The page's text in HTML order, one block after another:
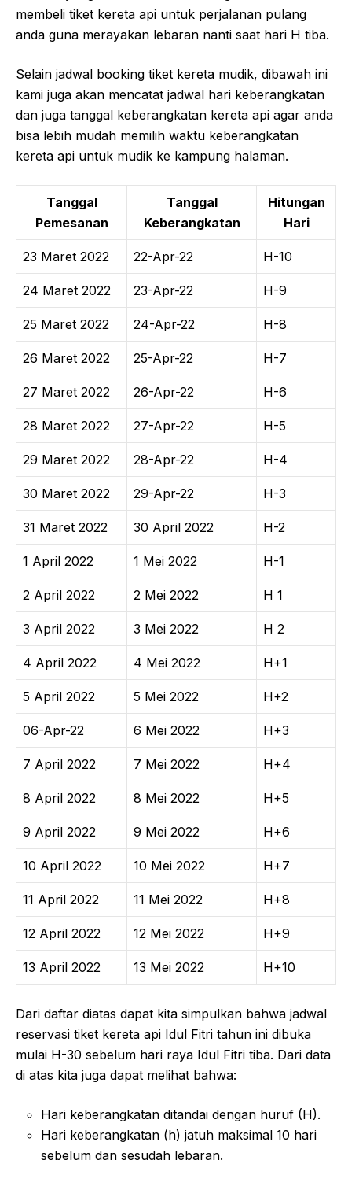
membeli tiket kereta api untuk perjalanan pulang
anda guna merayakan lebaran nanti saat hari H tiba.
Selain jadwal booking tiket kereta mudik, dibawah ini
kami juga akan mencatat jadwal hari keberangkatan
dan juga tanggal keberangkatan kereta api agar anda
bisa lebih mudah memilih waktu keberangkatan
kereta api untuk mudik ke kampung halaman.
Tanggal
Pemesanan
Tanggal
Keberangkatan
Hitungan
Hari
23 Maret 2022 22-Apr-22 H-10
24 Maret 2022 23-Apr-22 H-9
25 Maret 2022 24-Apr-22 H-8
26 Maret 2022 25-Apr-22 H-7
27 Maret 2022 26-Apr-22 H-6
28 Maret 2022 27-Apr-22 H-5
29 Maret 2022 28-Apr-22 H-4
30 Maret 2022 29-Apr-22 H-3
31 Maret 2022 30 April 2022 H-2
1 April 2022 1 Mei 2022 H-1
2 April 2022 2 Mei 2022 H 1
3 April 2022 3 Mei 2022 H 2
4 April 2022 4 Mei 2022 H+1
5 April 2022 5 Mei 2022 H+2
06-Apr-22 6 Mei 2022 H+3
7 April 2022 7 Mei 2022 H+4
8 April 2022 8 Mei 2022 H+5
9 April 2022 9 Mei 2022 H+6
10 April 2022 10 Mei 2022 H+7
11 April 2022 11 Mei 2022 H+8
12 April 2022 12 Mei 2022 H+9
13 April 2022 13 Mei 2022 H+10
Dari daftar diatas dapat kita simpulkan bahwa jadwal
reservasi tiket kereta api Idul Fitri tahun ini dibuka
mulai H-30 sebelum hari raya Idul Fitri tiba. Dari data
di atas kita juga dapat melihat bahwa:
Hari keberangkatan ditandai dengan huruf (H).
Hari keberangkatan (h) jatuh maksimal 10 hari
sebelum dan sesudah lebaran.